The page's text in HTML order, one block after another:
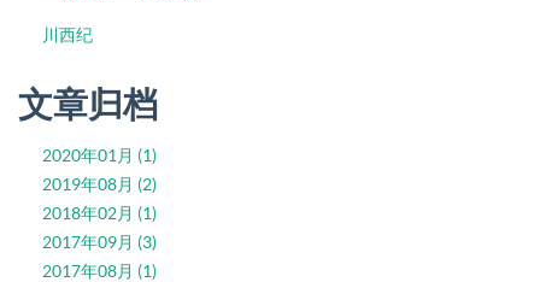
川西纪
文章归档
2020年01月 (1)
2019年08月 (2)
2018年02月 (1)
2017年09月 (3)
2017年08月 (1)